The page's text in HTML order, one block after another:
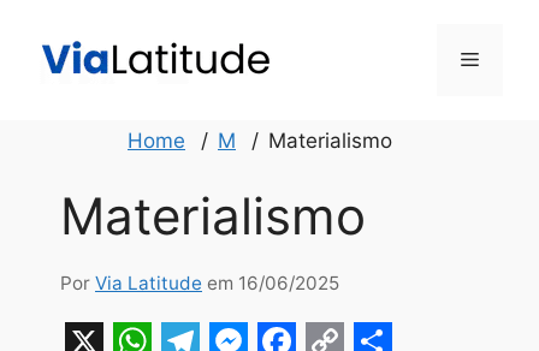
Menu
Home M Materialismo
Materialismo
Por Via Latitude em 16/06/2025